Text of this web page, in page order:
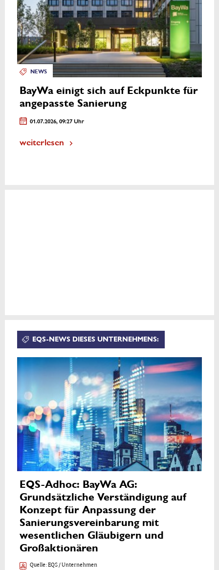
NEWS
BayWa einigt sich auf Eckpunkte für
angepasste Sanierung
01.07.2026, 09:27 Uhr
weiterlesen
EQS-NEWS DIESES UNTERNEHMENS:
EQS-Adhoc: BayWa AG:
Grundsätzliche Verständigung auf
Konzept für Anpassung der
Sanierungsvereinbarung mit
wesentlichen Gläubigern und
Großaktionären
Quelle:EQS / Unternehmen